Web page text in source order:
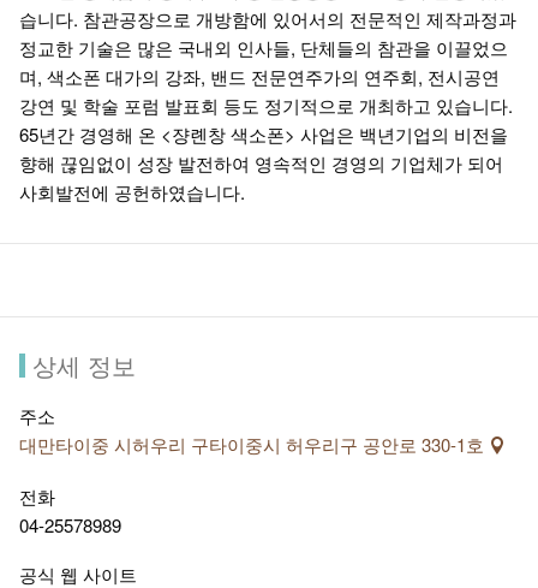
습니다. 참관공장으로 개방함에 있어서의 전문적인 제작과정과
정교한 기술은 많은 국내외 인사들, 단체들의 참관을 이끌었으
며, 색소폰 대가의 강좌, 밴드 전문연주가의 연주회, 전시공연
강연 및 학술 포럼 발표회 등도 정기적으로 개최하고 있습니다.
65년간 경영해 온 <쟝롄창 색소폰> 사업은 백년기업의 비전을
향해 끊임없이 성장 발전하여 영속적인 경영의 기업체가 되어
사회발전에 공헌하였습니다.
상세 정보
주소
대만타이중 시허우리 구타이중시 허우리구 공안로 330-1호
전화
04-25578989
공식 웹 사이트